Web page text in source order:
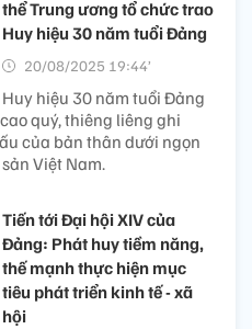
thể Trung ương tổ chức trao
Huy hiệu 30 năm tuổi Đảng
20/08/2025 19:44’
Huy hiệu 30 năm tuổi Đảng
quý, thiêng liêng ghi
của bản thân dưới ngọn
Việt Nam.
Tiến tới Đại hội XIV của
Đảng: Phát huy tiềm năng,
thế mạnh thực hiện mục
tiêu phát triển kinh tế - xã
hội